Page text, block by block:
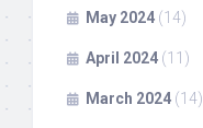
May 2024 (14)
April 2024 (11)
March 2024 (14)